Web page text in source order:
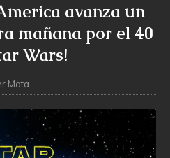
avanza un
mañana por el 40
Wars!
Mata